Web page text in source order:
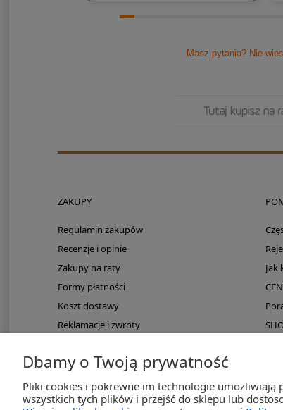
Masz pytania? Nie
ZAKUPY
Regulamin zakupów
Recenzje i opinie
Zakupy na raty
Formy płatności
Koszt dostawy
Reklamacje i zwroty
PayPo odroczona płatność
Jak
Dbamy o Twoją prywatność
Pliki cookies i pokrewne im technologie umożliwiają
wszystkich tych plików i przejść do sklepu lub